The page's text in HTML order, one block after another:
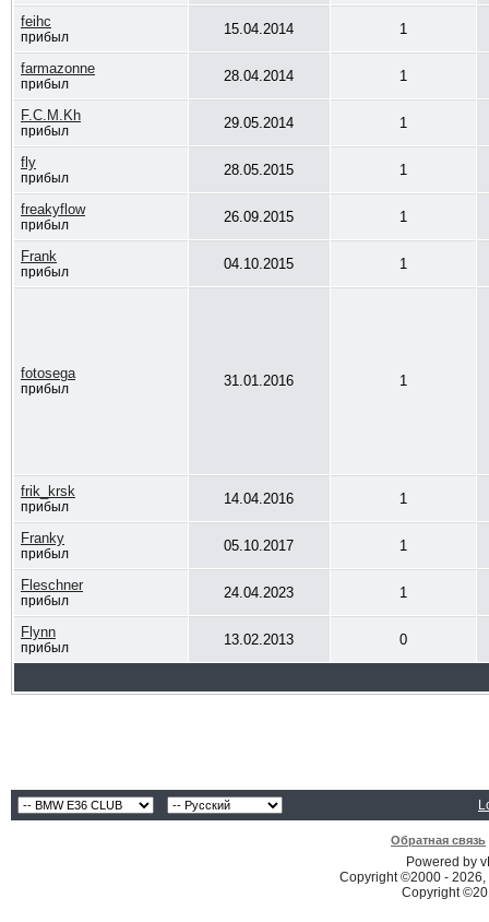
feihc
прибыл 15.04.2014 1
farmazonne
прибыл 28.04.2014 1
F.C.M.Kh
прибыл 29.05.2014 1
fly
прибыл 28.05.2015 1
freakyflow
прибыл 26.09.2015 1
Frank
прибыл 04.10.2015 1
fotosega
прибыл 31.01.2016 1
frik_krsk
прибыл 14.04.2016 1
Franky
прибыл 05.10.2017 1
Fleschner
прибыл 24.04.2023 1
Flynn
прибыл 13.02.2013 0
Обратная связь
Powered by
Copyright ©2000 -
Copyright